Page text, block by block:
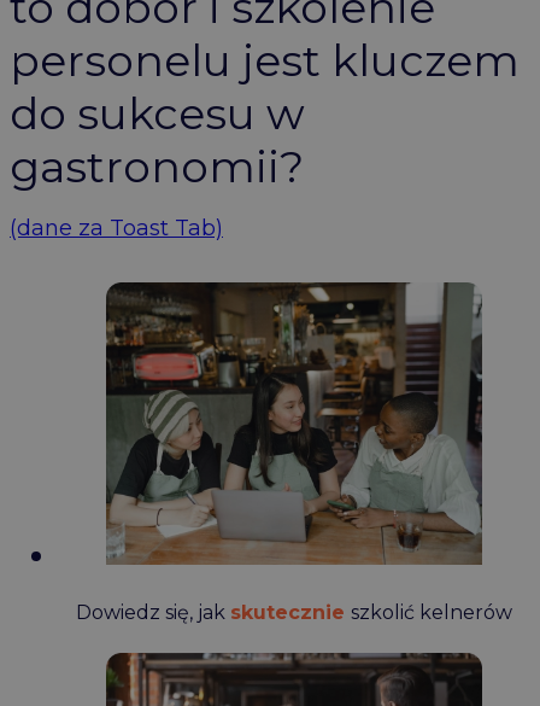
personelu jest kluczem
do sukcesu w
gastronomii?
(dane za Toast Tab)
Dowiedz się, jak skutecznie szkolić kelnerów